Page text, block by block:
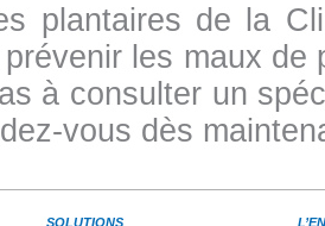
plantaires de la
les maux
à consulter un
vous dès
SOLUTIONS